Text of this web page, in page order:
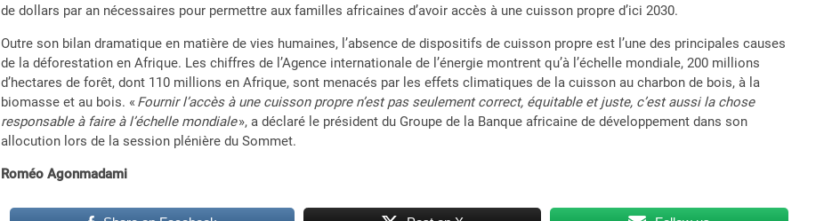
de dollars par an nécessaires pour permettre aux familles africaines d’avoir accès à une cuisson propre d’ici 2030.
Outre son bilan dramatique en matière de vies humaines, l’absence de dispositifs de cuisson propre est l’une des principales causes
de la déforestation en Afrique. Les chiffres de l’Agence internationale de l’énergie montrent qu’à l’échelle mondiale, 200 millions
d’hectares de forêt, dont 110 millions en Afrique, sont menacés par les effets climatiques de la cuisson au charbon de bois, à la
biomasse et au bois. « Fournir l’accès à une cuisson propre n’est pas seulement correct, équitable et juste, c’est aussi la chose
responsable à faire à l’échelle mondiale», a déclaré le président du Groupe de la Banque africaine de développement dans son
allocution lors de la session plénière du Sommet.
Roméo Agonmadami